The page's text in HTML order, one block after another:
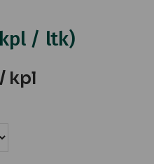
kpl / ltk)
/ kpl